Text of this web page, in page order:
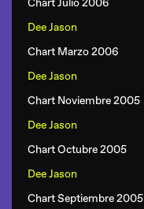
Chart Julio 2006
Dee Jason
Chart Marzo 2006
Dee Jason
Chart Noviembre 2005
Dee Jason
Chart Octubre 2005
Dee Jason
Chart Septiembre 2005